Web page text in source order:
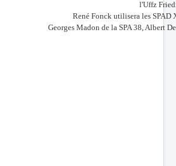
l'Uffz
René Fonck utilisera les SPAD
Georges Madon de la SPA 38, Albert